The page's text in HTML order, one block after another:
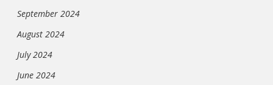
September 2024
August 2024
July 2024
June 2024